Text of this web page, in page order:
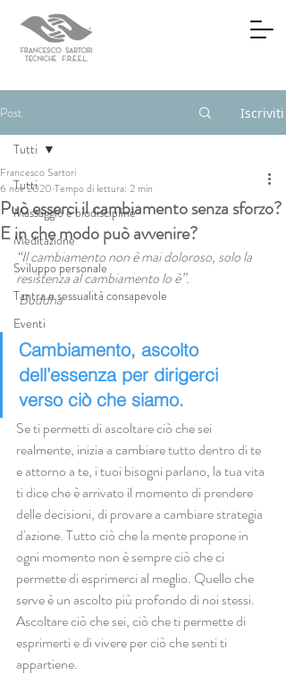
Post Iscriviti
Tutti
Massaggio e biodiscipline
Meditazione
Sviluppo personale
Tantra e sessualità consapevole
Eventi
Tutti
Può esserci il cambiamento senza sforzo?
E in che modo può avvenire?
Francesco Sartori
6 nov 2020 Tempo di lettura: 2 min
“Il cambiamento non è mai doloroso, solo la
resistenza al cambiamento lo è”.
Buddha
Cambiamento, ascolto
dell’essenza per dirigerci
verso ciò che siamo.
Se ti permetti di ascoltare ciò che sei
realmente, inizia a cambiare tutto dentro di te
e attorno a te, i tuoi bisogni parlano, la tua vita
ti dice che è arrivato il momento di prendere
delle decisioni, di provare a cambiare strategia
d'azione. Tutto ciò che la mente propone in
ogni momento non è sempre ciò che ci
permette di esprimerci al meglio. Quello che
serve è un ascolto più profondo di noi stessi.
Ascoltare ciò che sei, ciò che ti permette di
esprimerti e di vivere per ciò che senti ti
appartiene.